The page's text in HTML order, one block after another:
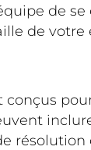
de
de
conçus